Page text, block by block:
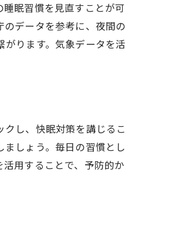
眠習慣を見直すことが可
データを参考に、夜間の
ります。気象データを活
し、快眠対策を講じるこ
しょう。毎日の習慣とし
用することで、予防的か